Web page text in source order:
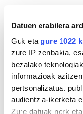
Datuen erabilera
Guk eta gure 1022
zure IP zenbakia,
bezalako
informazioak
pertsonalizatua,
audientzia-ikerketa
Zure datuak nork
AL. AR.
27
28
3 4